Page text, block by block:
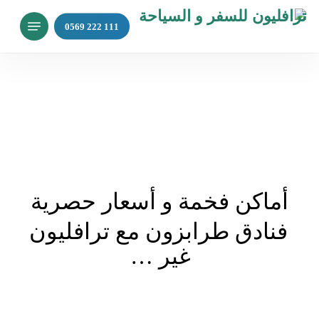
Menu
أماكن فخمة و أسعار حصرية
فنادق طرابزون مع ترافليون
غير …